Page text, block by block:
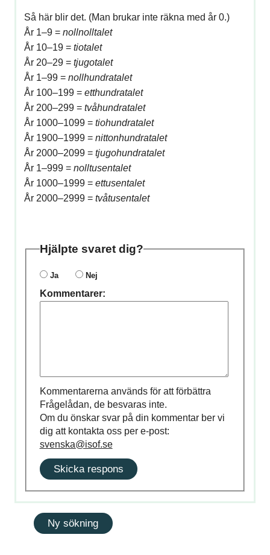
Så här blir det. (Man brukar inte räkna med år 0.)
År 1–9 = nollnolltalet
År 10–19 = tiotalet
År 20–29 = tjugotalet
År 1–99 = nollhundratalet
År 100–199 = etthundratalet
År 200–299 = tvåhundratalet
År 1000–1099 = tiohundratalet
År 1900–1999 = nittonhundratalet
År 2000–2099 = tjugohundratalet
År 1–999 = nolltusentalet
År 1000–1999 = ettusentalet
År 2000–2999 = tvåtusentalet
Hjälpte svaret dig?
Ja Nej
Kommentarer:
Kommentarerna används för att förbättra
Frågelådan, de besvaras inte.
Om du önskar svar på din kommentar ber vi
dig att kontakta oss per e-post:
svenska@isof.se
Skicka respons